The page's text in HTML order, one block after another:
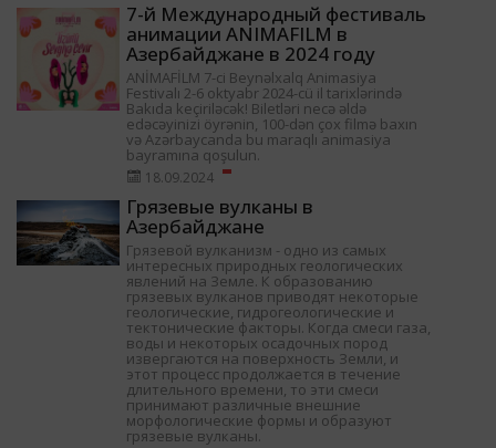
7-й Международный фестиваль
анимации ANIMAFILM в
Азербайджане в 2024 году
ANİMAFİLM 7-ci Beynəlxalq Animasiya
Festivalı 2-6 oktyabr 2024-cü il tarixlərində
Bakıda keçiriləcək! Biletləri necə əldə
edəcəyinizi öyrənin, 100-dən çox filmə baxın
və Azərbaycanda bu maraqlı animasiya
bayramına qoşulun.
18.09.2024
Грязевые вулканы в
Азербайджане
Грязевой вулканизм - одно из самых
интересных природных геологических
явлений на Земле. К образованию
грязевых вулканов приводят некоторые
геологические, гидрогеологические и
тектонические факторы. Когда смеси газа,
воды и некоторых осадочных пород
извергаются на поверхность Земли, и
этот процесс продолжается в течение
длительного времени, то эти смеси
принимают различные внешние
морфологические формы и образуют
грязевые вулканы.